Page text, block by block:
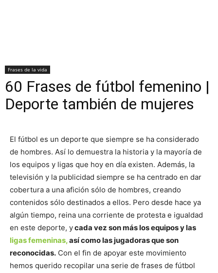
Frases de la vida
60 Frases de fútbol femenino |
Deporte también de mujeres
El fútbol es un deporte que siempre se ha considerado
de hombres. Así lo demuestra la historia y la mayoría de
los equipos y ligas que hoy en día existen. Además, la
televisión y la publicidad siempre se ha centrado en dar
cobertura a una afición sólo de hombres, creando
contenidos sólo destinados a ellos. Pero desde hace ya
algún tiempo, reina una corriente de protesta e igualdad
en este deporte, ycada vez son más los equipos y las
ligas femeninas,así como las jugadoras que son
reconocidas. Con el fin de apoyar este movimiento
hemos querido recopilar una serie de frases de fútbol